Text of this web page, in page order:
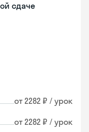
сдаче
от 2282 ₽ / урок
от 2282 ₽ / урок